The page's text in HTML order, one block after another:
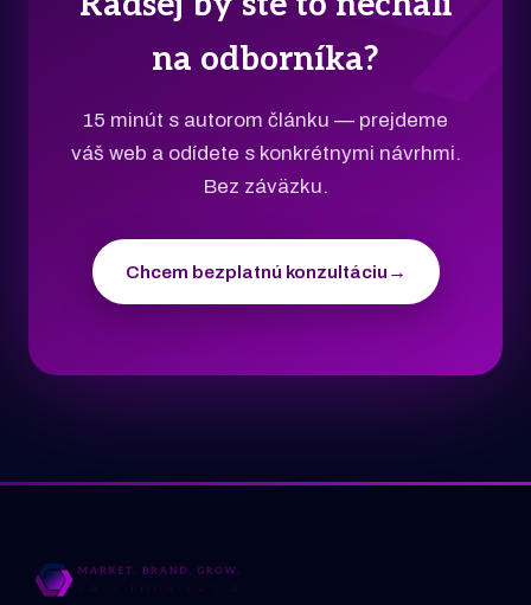
na odborníka?
15 minút s autorom článku — prejdeme
váš web a odídete s konkrétnymi návrhmi.
Bez záväzku.
Chcem bezplatnú konzultáciu →